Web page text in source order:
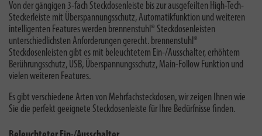
Von der gängigen 3-fach Steckdosenleiste bis zur ausgefeilten High-Tech-
Steckerleiste mit Überspannungsschutz, Automatikfunktion und weiteren
intelligenten Features werden brennenstuhl® Steckdosenleisten
unterschiedlichsten Anforderungen gerecht. brennenstuhl®
Steckdosenleisten gibt es mit beleuchtetem Ein-/Ausschalter, erhöhtem
Berührungsschutz, USB, Überspannungsschutz, Main-Follow Funktion und
vielen weiteren Features.
Es gibt verschiedene Arten von Mehrfachsteckdosen, wir zeigen Ihnen wie
Sie die perfekt geeignete Steckdosenleiste für Ihre Bedürfnisse finden.